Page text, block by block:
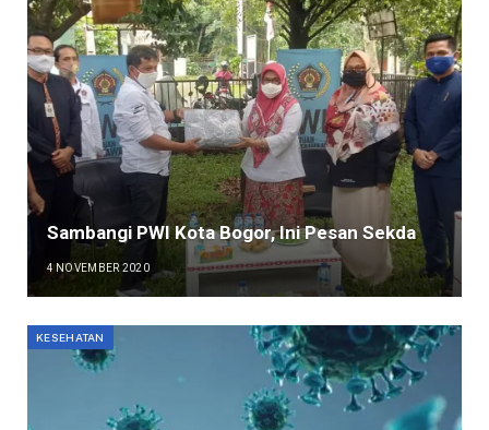
Sambangi PWI Kota Bogor, Ini Pesan Sekda
4 NOVEMBER 2020
KESEHATAN